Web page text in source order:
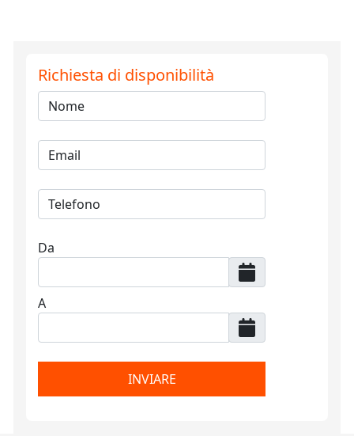
Richiesta di disponibilità
Da
A
INVIARE